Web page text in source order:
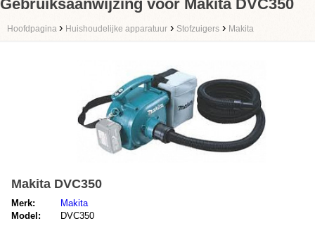
Gebruiksaanwijzing voor Makita DVC350
Hoofdpagina › Huishoudelijke apparatuur › Stofzuigers › Makita
Makita DVC350
Merk:
Makita
Model:
DVC350